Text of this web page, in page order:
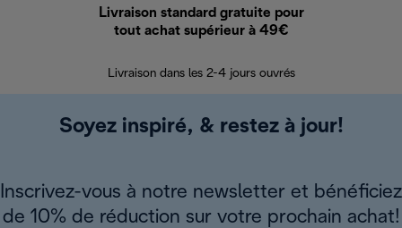
Livraison standard gratuite pour
tout achat supérieur à 49€
Livraison dans les 2-4 jours ouvrés
Soyez inspiré, & restez à jour!
Inscrivez-vous à notre newsletter et bénéficiez
de 10% de réduction sur votre prochain achat!